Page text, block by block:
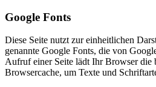
Google Fonts
Diese Seite nutzt zur einheitlichen
genannte Google Fonts, die von
Aufruf einer Seite lädt Ihr Browser die
Browsercache, um Texte und